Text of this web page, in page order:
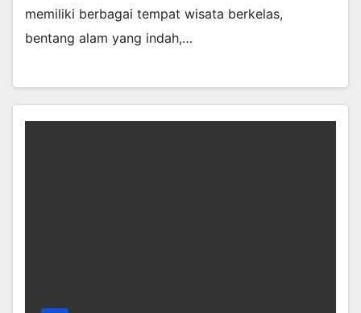
memiliki berbagai tempat wisata berkelas,
bentang alam yang indah,…